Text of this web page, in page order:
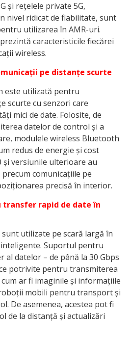
și rețelele private 5G,
nivel ridicat de fiabilitate, sunt
utilizarea în AMR-uri.
caracteristicile fiecărei
wireless.
pe distanțe scurte
este utilizată pentru
scurte cu senzori care
mici de date. Folosite, de
datelor de control și a
modulele wireless Bluetooth
redus de energie și cost
și versiunile ulterioare au
comunicațiile pe
precisă în interior.
transfer rapid de date în
sunt utilizate pe scară largă în
Suportul pentru
al datelor – de până la 30 Gbps
potrivite pentru transmiterea
ar fi imaginile și informațiile
mobili pentru transport și
De asemenea, acestea pot fi
de la distanță și actualizări